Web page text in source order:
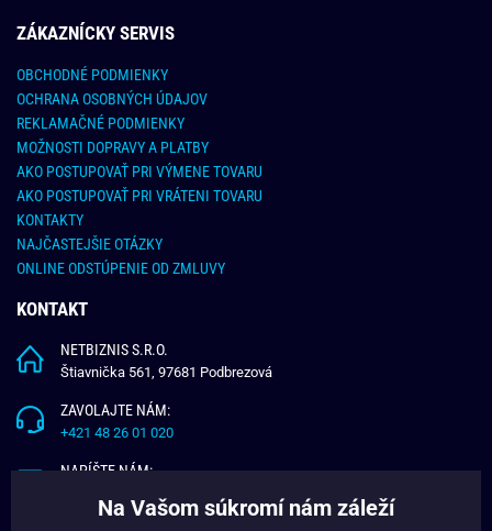
ZÁKAZNÍCKY SERVIS
OBCHODNÉ PODMIENKY
OCHRANA OSOBNÝCH ÚDAJOV
REKLAMAČNÉ PODMIENKY
MOŽNOSTI DOPRAVY A PLATBY
AKO POSTUPOVAŤ PRI VÝMENE TOVARU
AKO POSTUPOVAŤ PRI VRÁTENI TOVARU
KONTAKTY
NAJČASTEJŠIE OTÁZKY
ONLINE ODSTÚPENIE OD ZMLUVY
KONTAKT
NETBIZNIS S.R.O.
Štiavnička 561, 97681 Podbrezová
ZAVOLAJTE NÁM:
+421 48 26 01 020
NAPÍŠTE NÁM:
Na Vašom súkromí nám záleží